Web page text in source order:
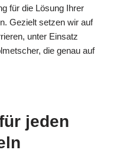
für die Lösung Ihrer
Gezielt setzen wir auf
unter Einsatz
die genau auf
jeden